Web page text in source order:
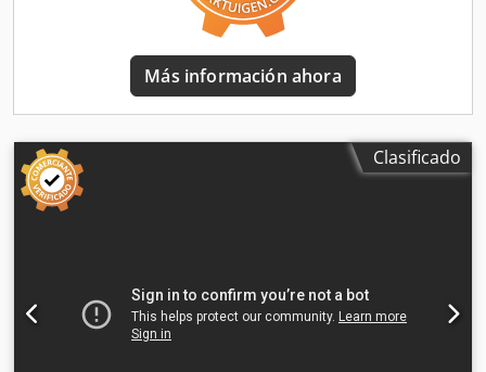
hidráulica es audible. Todas las funciones funcionan
durante la inspección. 📄 ¿Quiere ver el informe completo
de la inspección, fotos adicionales o un vídeo? Consejo: La
referencia "41100 Equippo" se utiliza habitualmente al
buscar más detalles en línea. 💡 ¿Por qué esta máquina y
realizada por profesionales ✔ Entrega en la obra
disponible ✔ Garantía de devolución del dinero ✔
Opciones de pago seguras y flexibles 🔄 ¿Está
Más información ahora
Clasificado